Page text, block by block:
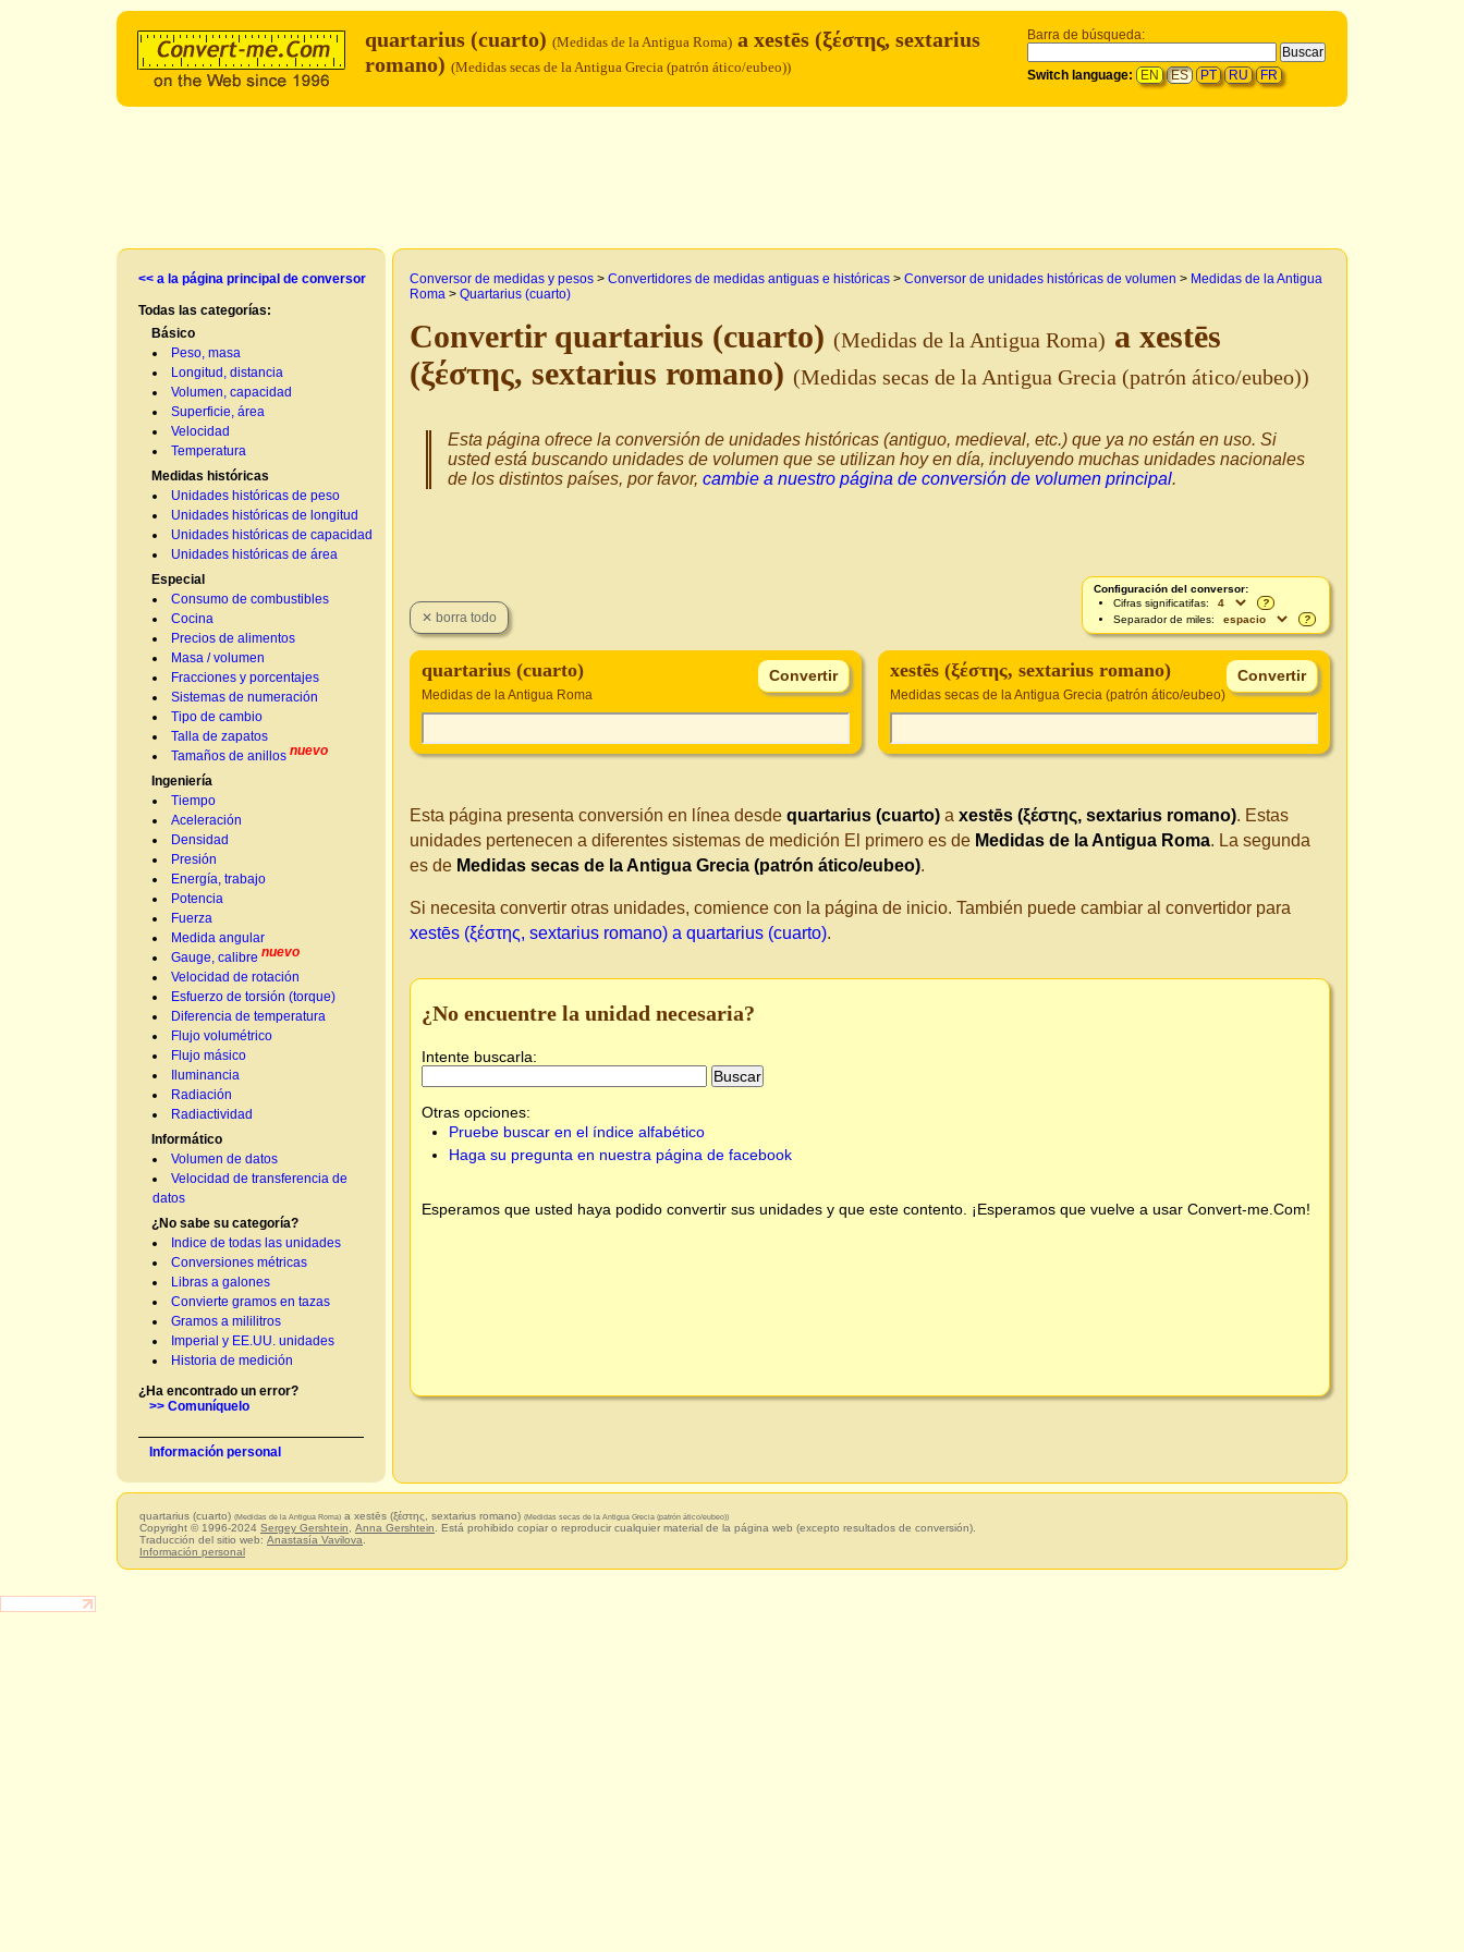
Barra de búsqueda:
Switch language: EN ES PT RU FR
quartarius (cuarto) (Medidas de la Antigua Roma) a xestēs (ξέστης, sextarius
romano) (Medidas secas de la Antigua Grecia (patrón ático/eubeo))
<< a la página principal de conversor
Todas las categorías:
Básico
Peso, masa
Longitud, distancia
Volumen, capacidad
Superficie, área
Velocidad
Temperatura
Medidas históricas
Unidades históricas de peso
Unidades históricas de longitud
Unidades históricas de capacidad
Unidades históricas de área
Especial
Consumo de combustibles
Cocina
Precios de alimentos
Masa / volumen
Fracciones y porcentajes
Sistemas de numeración
Tipo de cambio
Talla de zapatos
Tamaños de anillos nuevo
Ingeniería
Tiempo
Aceleración
Densidad
Presión
Energía, trabajo
Potencia
Fuerza
Medida angular
Gauge, calibre nuevo
Velocidad de rotación
Esfuerzo de torsión (torque)
Diferencia de temperatura
Flujo volumétrico
Flujo másico
Iluminancia
Radiación
Radiactividad
Informático
Volumen de datos
Velocidad de transferencia de
datos
¿No sabe su categoría?
Indice de todas las unidades
Conversiones métricas
Libras a galones
Convierte gramos en tazas
Gramos a mililitros
Imperial y EE.UU. unidades
Historia de medición
¿Ha encontrado un error?
>> Comuníquelo
Información personal
Conversor de medidas y pesos > Convertidores de medidas antiguas e históricas > Conversor de unidades históricas de volumen > Medidas de la Antigua
Roma > Quartarius (cuarto)
Convertir quartarius (cuarto) (Medidas de la Antigua Roma) a xestēs
(ξέστης, sextarius romano) (Medidas secas de la Antigua Grecia (patrón ático/eubeo))
Esta página ofrece la conversión de unidades históricas (antiguo, medieval, etc.) que ya no están en uso. Si
usted está buscando unidades de volumen que se utilizan hoy en día, incluyendo muchas unidades nacionales
de los distintos países, por favor, cambie a nuestro página de conversión de volumen principal.
Configuración del conversor:
Cifras significatifas:
?
Separador de miles:
?
quartarius (cuarto)
Medidas de la Antigua Roma
xestēs (ξέστης, sextarius romano)
Medidas secas de la Antigua Grecia (patrón ático/eubeo)
Esta página presenta conversión en línea desde quartarius (cuarto) a xestēs (ξέστης, sextarius romano). Estas
unidades pertenecen a diferentes sistemas de medición El primero es de Medidas de la Antigua Roma. La segunda
es de Medidas secas de la Antigua Grecia (patrón ático/eubeo).
Si necesita convertir otras unidades, comience con la página de inicio. También puede cambiar al convertidor para
xestēs (ξέστης, sextarius romano) a quartarius (cuarto).
¿No encuentre la unidad necesaria?
Intente buscarla:
Otras opciones:
Pruebe buscar en el índice alfabético
Haga su pregunta en nuestra página de facebook
Esperamos que usted haya podido convertir sus unidades y que este contento. ¡Esperamos que vuelve a usar Convert-me.Com!
quartarius (cuarto) (Medidas de la Antigua Roma) a xestēs (ξέστης, sextarius romano) (Medidas secas de la Antigua Grecia (patrón ático/eubeo))
Copyright © 1996-2024 Sergey Gershtein Anna Gershtein . Está prohibido copiar o reproducir cualquier material de la página web (excepto resultados de conversión).
Traducción del sitio web: Anastasía Vavilova
Información personal